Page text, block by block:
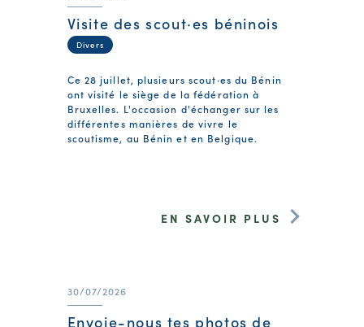
Visite des scout·es béninois
Divers
Ce 28 juillet, plusieurs scout·es du Bénin
ont visité le siège de la fédération à
Bruxelles. L'occasion d'échanger sur les
différentes manières de vivre le
scoutisme, au Bénin et en Belgique.
EN SAVOIR PLUS
30/07/2026
Envoie-nous tes photos de